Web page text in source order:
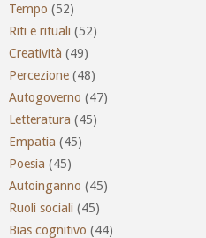
Tempo (52)
Riti e rituali (52)
Creatività (49)
Percezione (48)
Autogoverno (47)
Letteratura (45)
Empatia (45)
Poesia (45)
Autoinganno (45)
Ruoli sociali (45)
Bias cognitivo (44)